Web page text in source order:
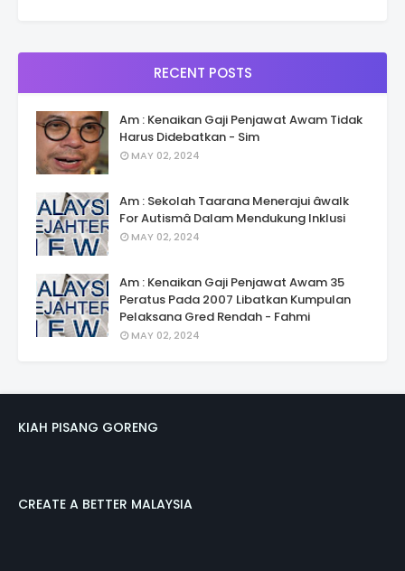
RECENT POSTS
Am : Kenaikan Gaji Penjawat Awam Tidak
Harus Didebatkan - Sim
MAY 02, 2024
Am : Sekolah Taarana Menerajui âwalk
For Autismâ Dalam Mendukung Inklusi
MAY 02, 2024
Am : Kenaikan Gaji Penjawat Awam 35
Peratus Pada 2007 Libatkan Kumpulan
Pelaksana Gred Rendah - Fahmi
MAY 02, 2024
KIAH PISANG GORENG
CREATE A BETTER MALAYSIA